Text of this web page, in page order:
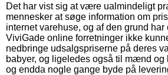
Det har vist sig at være ualmindeligt
mennesker at søge information om
internet varehuse, og af den grund
ViviGade online forretninger ikke
nedbringe udsalgspriserne på deres
babyer, og ligeledes også til mænd og
og endda nogle gange byde på